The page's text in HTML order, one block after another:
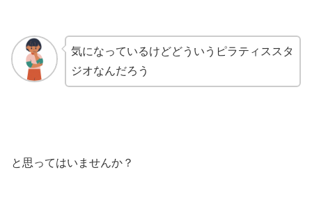
気になっているけどどういうピラティススタ
ジオなんだろう
と思ってはいませんか？